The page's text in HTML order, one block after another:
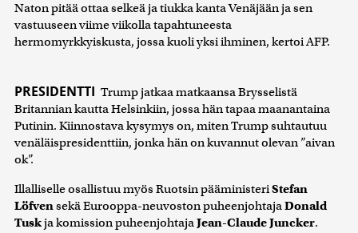
Naton pitää ottaa selkeä ja tiukka kanta Venäjään ja sen
vastuuseen viime viikolla tapahtuneesta
hermomyrkkyiskusta, jossa kuoli yksi ihminen, kertoi AFP.
PRESIDENTTI Trump jatkaa matkaansa Brysselistä
Britannian kautta Helsinkiin, jossa hän tapaa maanantaina
Putinin. Kiinnostava kysymys on, miten Trump suhtautuu
venäläispresidenttiin, jonka hän on kuvannut olevan ”aivan
ok”.
Illalliselle osallistuu myös Ruotsin pääministeriStefan
Löfvensekä Eurooppa-neuvoston puheenjohtajaDonald
Tuskja komission puheenjohtajaJean-Claude Juncker.